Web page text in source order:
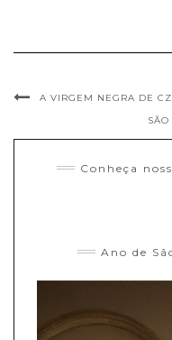
A VIRGEM NEGRA DE
Conheça
Ano de